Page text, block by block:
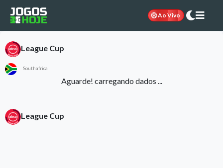
Ao Vivo
League Cup
Southafrica
Aguarde! carregando dados ...
League Cup